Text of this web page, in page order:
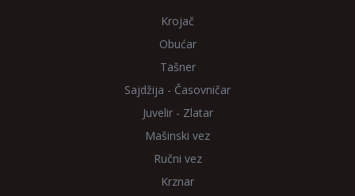
Krojač
Obućar
Tašner
Sajdžija - Časovničar
Juvelir - Zlatar
Mašinski vez
Ručni vez
Krznar